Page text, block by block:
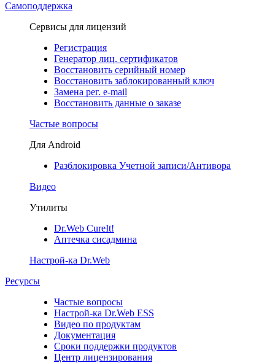
Самоподдержка
Сервисы для лицензий
Регистрация
Генератор лиц. сертификатов
Восстановить серийный номер
Восстановить заблокированный ключ
Замена рег. e-mail
Восстановить данные о заказе
Частые вопросы
Для Android
Разблокировка Учетной записи/Антивора
Видео
Утилиты
Dr.Web CureIt!
Аптечка сисадмина
Настрой-ка Dr.Web
Ресурсы
Частые вопросы
Настрой-ка Dr.Web ESS
Видео по продуктам
Документация
Сроки поддержки продуктов
Центр лицензирования